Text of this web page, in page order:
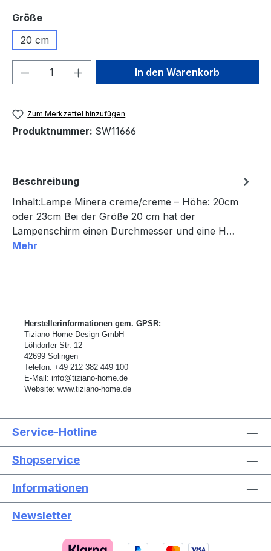
Größeauswählen
20 cm
Produkt Anzahl: Gib denIn den Warenkorb
Zum Merkzettel hinzufügen
Produktnummer: SW11666
Beschreibung
Inhalt:Lampe Minera creme/creme – Höhe: 20cm
oder 23cm Bei der Größe 20 cm hat der
Lampenschirm einen Durchmesser und eine H…
Mehr
Herstellerinformationen gem. GPSR:
Tiziano Home Design GmbH
öhdorfer Str. 12
42699 Solingen
Telefon: +49 212 382 449 100
E-Mail: info@tiziano-home.de
Website: www.tiziano-home.de
Service-Hotline
Shopservice
Informationen
Newsletter
Text vergrößern